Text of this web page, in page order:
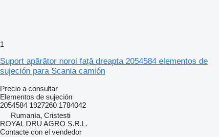
1
Suport apărător noroi față dreapta 2054584 elementos de
sujeción para Scania camión
Precio a consultar
Elementos de sujeción
2054584 1927260 1784042
Rumanía, Cristesti
ROYAL DRU AGRO S.R.L.
Contacte con el vendedor